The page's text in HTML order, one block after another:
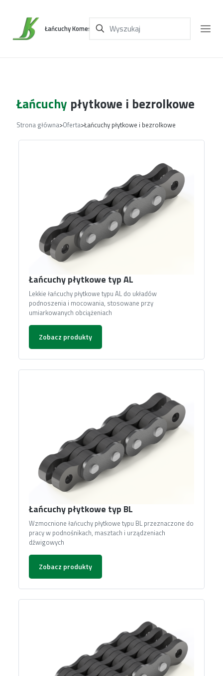
Łańcuchy Komes
Łańcuchy płytkowe i bezrolkowe
Strona główna>Oferta>Łańcuchy płytkowe i bezrolkowe
Łańcuchy płytkowe typ AL
Lekkie łańcuchy płytkowe typu AL do układów
podnoszenia i mocowania, stosowane przy
umiarkowanych obciążeniach
Zobacz produkty
Łańcuchy płytkowe typ BL
Wzmocnione łańcuchy płytkowe typu BL przeznaczone do
pracy w podnośnikach, masztach i urządzeniach
dźwigowych
Zobacz produkty